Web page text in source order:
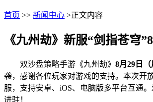
首页 >> 新闻中心 >正文内容
《九州劫》新服“剑指苍穹
双沙盘策略手游《九州劫》 8月29日（
袭，感谢各位玩家对游戏的支持。本次开
服，支持安卓、iOS、电脑版多平台互通
进驻！